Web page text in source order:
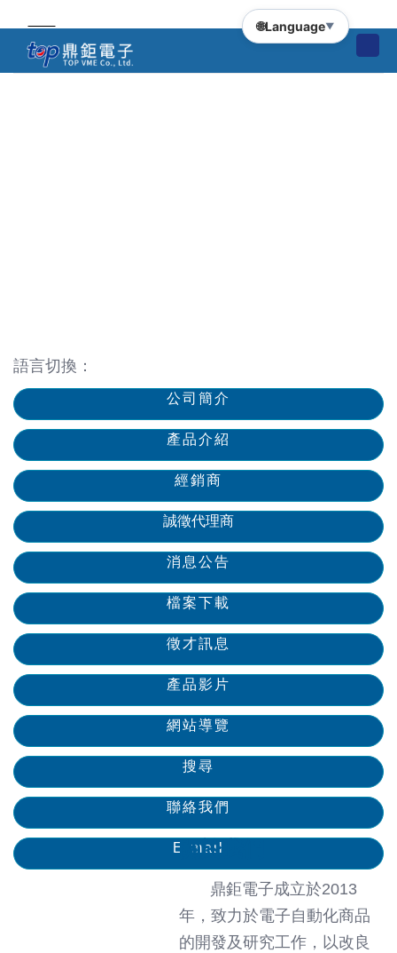
🌐Language▼
語言切換：
公司簡介
產品介紹
經銷商
誠徵代理商
消息公告
檔案下載
徵才訊息
產品影片
網站導覽
搜尋
聯絡我們
E-mail
關於我們
鼎鉅電子成立於2013
年，致力於電子自動化商品
的開發及研究工作，以改良